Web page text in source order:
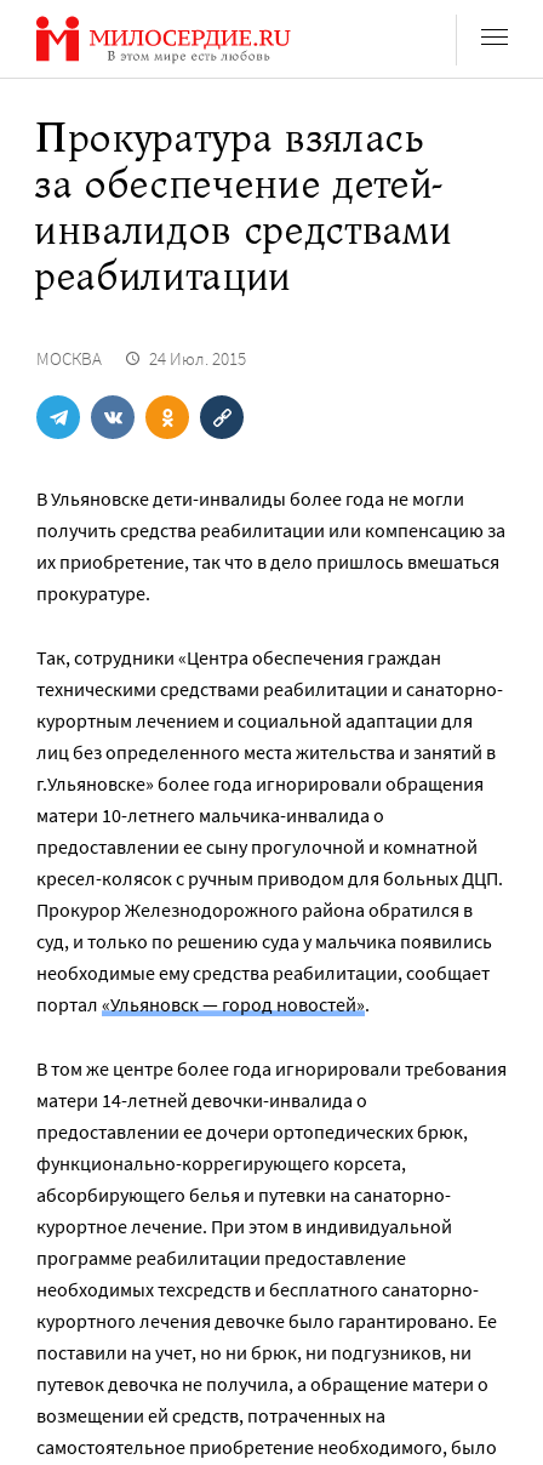
Перейти
содержанию
Прокуратура взялась
за обеспечение детей-
инвалидов средствами
реабилитации
МОСКВА 24 Июл. 2015
В Ульяновске дети-инвалиды более года не могли
получить средства реабилитации или компенсацию за
их приобретение, так что в дело пришлось вмешаться
прокуратуре.
Так, сотрудники «Центра обеспечения граждан
техническими средствами реабилитации и санаторно-
курортным лечением и социальной адаптации для
лиц без определенного места жительства и занятий в
г.Ульяновске» более года игнорировали обращения
матери 10-летнего мальчика-инвалида о
предоставлении ее сыну прогулочной и комнатной
кресел-колясок с ручным приводом для больных ДЦП.
Прокурор Железнодорожного района обратился в
суд, и только по решению суда у мальчика появились
необходимые ему средства реабилитации, сообщает
портал «Ульяновск — город новостей».
В том же центре более года игнорировали требования
матери 14-летней девочки-инвалида о
предоставлении ее дочери ортопедических брюк,
функционально-коррегирующего корсета,
абсорбирующего белья и путевки на санаторно-
курортное лечение. При этом в индивидуальной
программе реабилитации предоставление
необходимых техсредств и бесплатного санаторно-
курортного лечения девочке было гарантировано. Ее
поставили на учет, но ни брюк, ни подгузников, ни
путевок девочка не получила, а обращение матери о
возмещении ей средств, потраченных на
самостоятельное приобретение необходимого, было